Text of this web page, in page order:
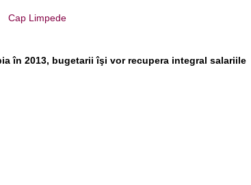
Cap Limpede
în 2013, bugetarii îşi vor recupera integral salariile